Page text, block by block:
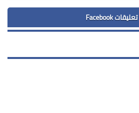
تعليقات Facebook